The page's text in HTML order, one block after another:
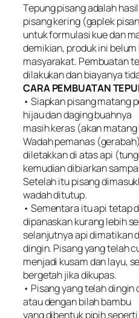
Tepung pisang adalah
pisang kering (gaplek
untuk formulasi kue dan
demikian, produk ini
masyarakat. Pembuatan
dilakukan dan biayanya
CARA PEMBUATAN
• Siapkan pisang matang
hijau dan daging buahnya
masih keras (akan
Wadah pemanas (gerabah)
diletakkan di atas api
kemudian dibiarkan
Setelah itu pisang
wadah ditutup.
• Sementara itu api tetap
dipanaskan kurang lebih
selanjutnya api dimatikan
dingin. Pisang yang telah
menjadi kusam dan layu,
bergetah jika dikupas.
• Pisang yang telah
atau dengan bilah bambu
yang dibentuk pipih